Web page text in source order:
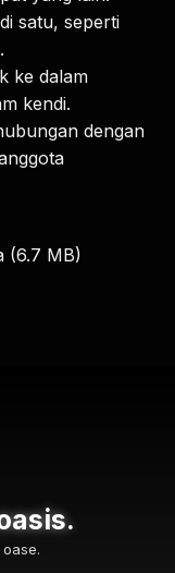
satu, seperti
ke dalam
kendi.
dengan
(6.7 MB)